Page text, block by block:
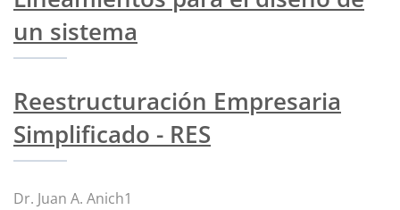
un sistema
Reestructuración Empresaria
Simplificado - RES
Dr. Juan A. Anich1